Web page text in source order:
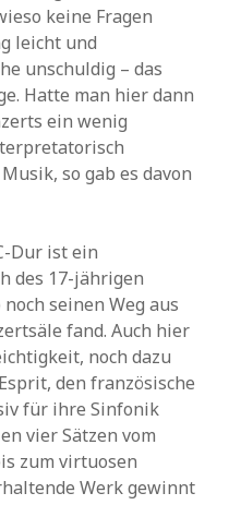
keine Fragen
leicht und
unschuldig – das
Hatte man hier dann
ein wenig
so gab es davon
Dur ist ein
des 17-jährigen
seinen Weg aus
fand. Auch hier
noch dazu
den französische
für ihre Sinfonik
vier Sätzen vom
zum virtuosen
Werk gewinnt